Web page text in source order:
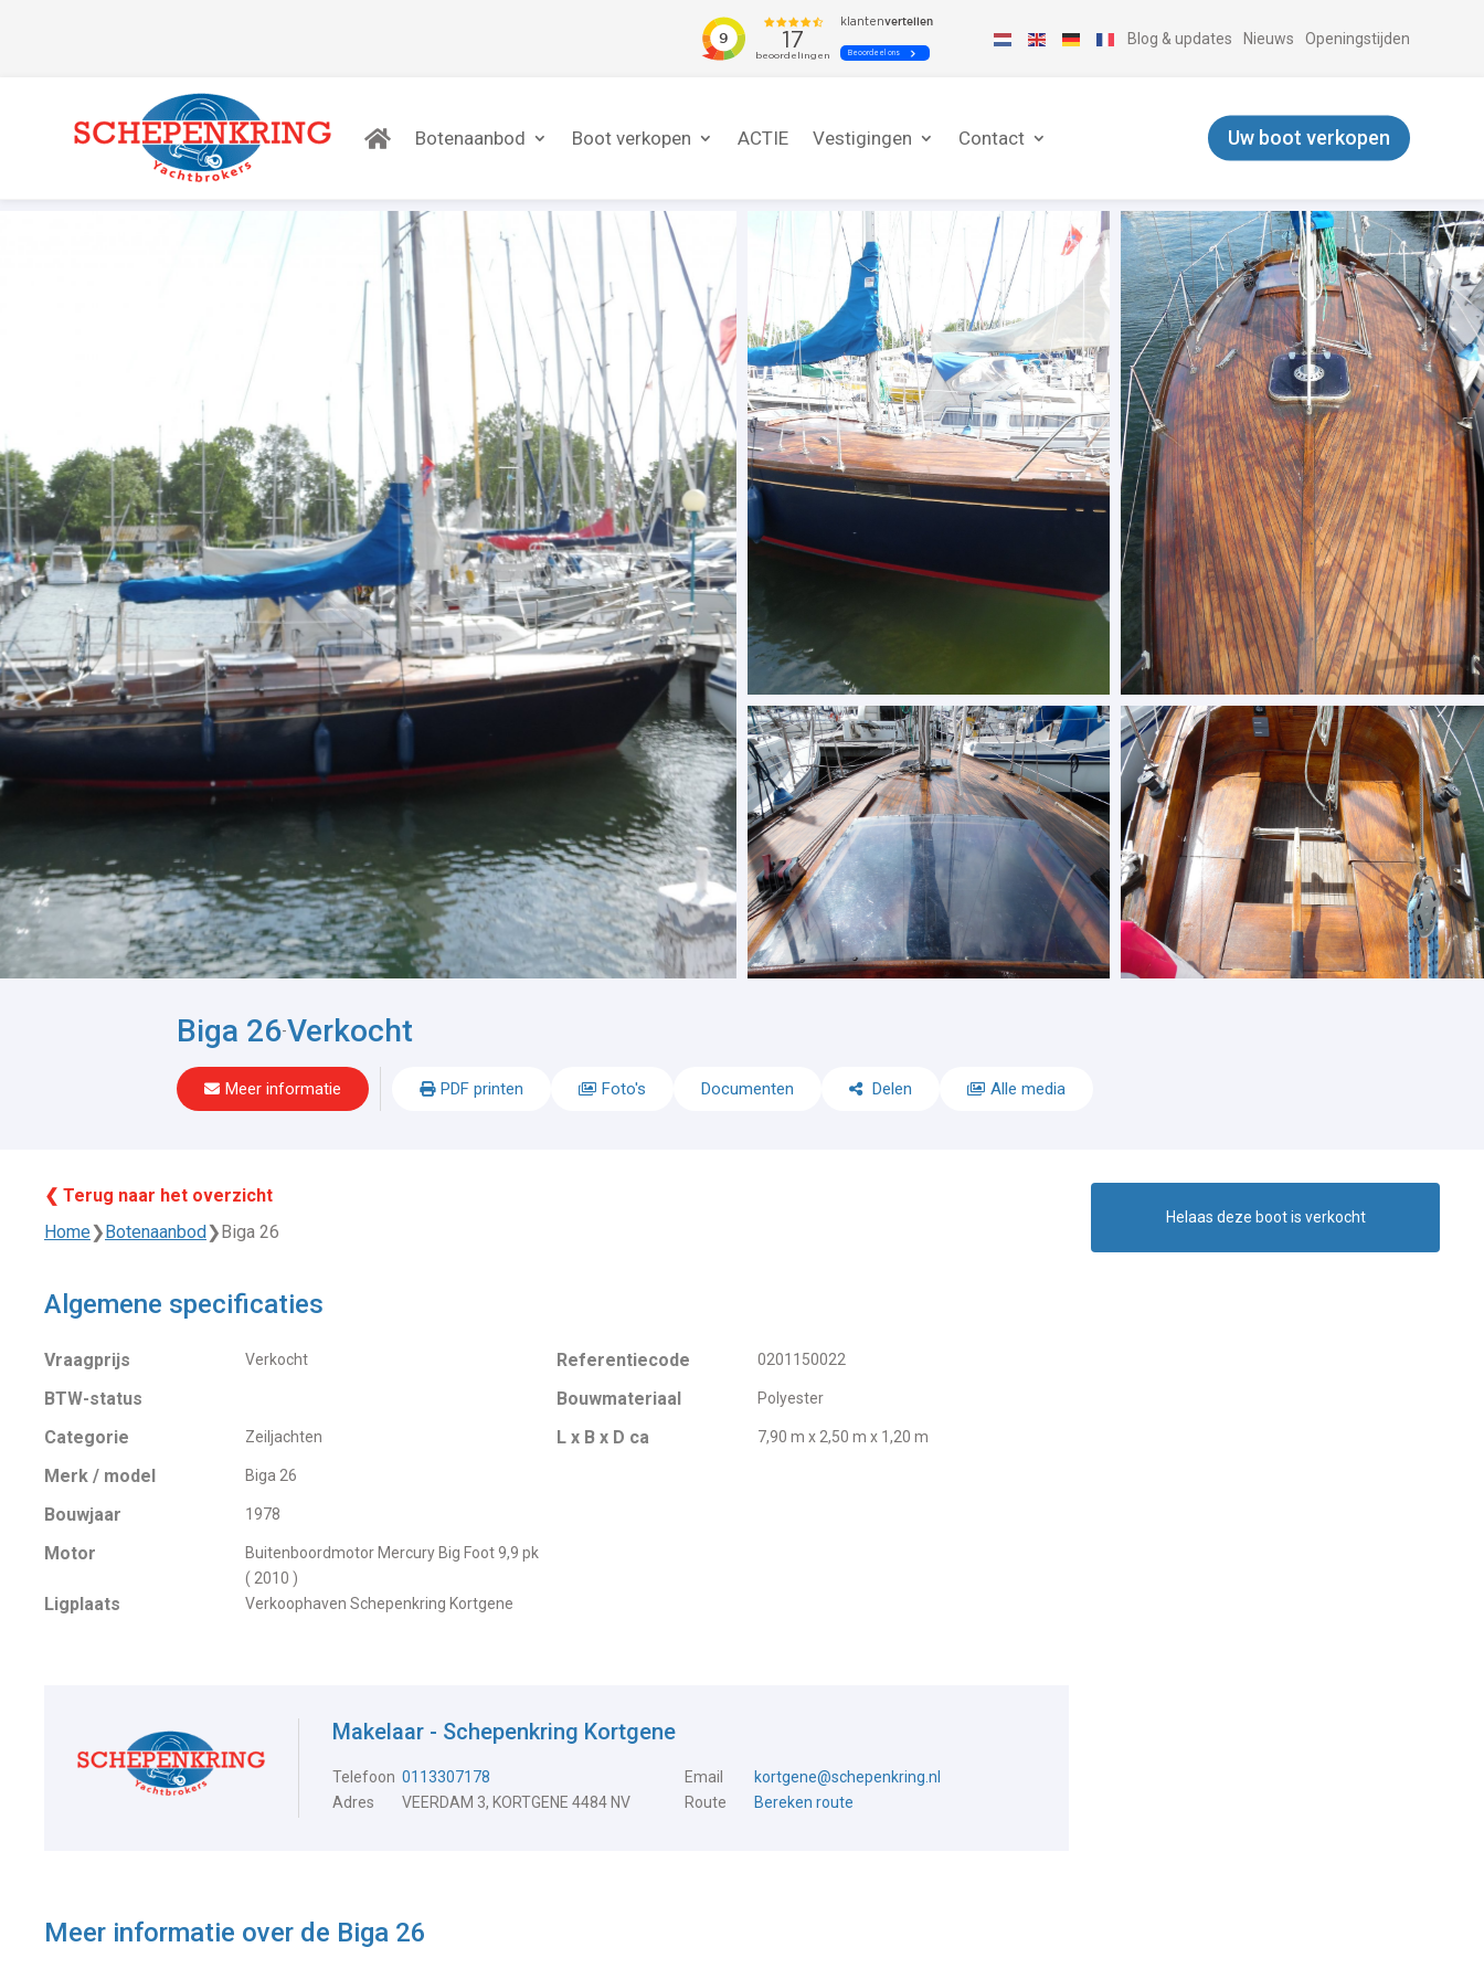
Blog & updates Nieuws Openingstijden
Botenaanbod Boot verkopen ACTIE Vestigingen Contact Uw boot verkopen
Biga 26-Verkocht
Meer informatie PDF printen Foto's Documenten Delen Alle media
❮ Terug naar het overzicht
Home❯Botenaanbod❯Biga 26
Algemene specificaties
Vraagprijs Verkocht
BTW-status
Categorie
Zeiljachten
Merk / model Biga 26
Bouwjaar 1978
Motor
Buitenboordmotor Mercury Big Foot 9,9 pk
( 2010 )
Ligplaats Verkoophaven Schepenkring Kortgene
Referentiecode 0201150022
Bouwmateriaal Polyester
L x B x D ca 7,90 m x 2,50 m x 1,20 m
Makelaar - Schepenkring Kortgene
Telefoon 0113307178 Email
kortgene@schepenkring.nl
Adres
VEERDAM 3, KORTGENE 4484 NV Route Bereken route
Meer informatie over de Biga 26
Helaas deze boot is verkocht